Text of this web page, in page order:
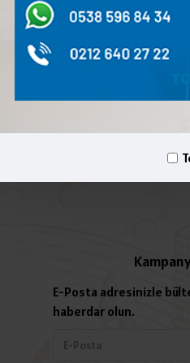
E-Posta adresinizle
haberdar olun.